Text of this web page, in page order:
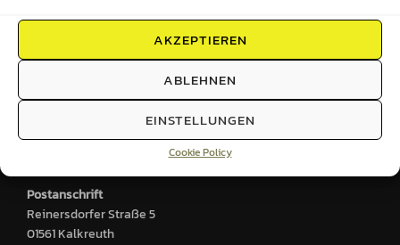
AKZEPTIEREN
ABLEHNEN
EINSTELLUNGEN
Cookie Policy
HIER FINDEST DU UNS
Großenhainer Straße 2
Postanschrift
Reinersdorfer Straße 5
01561 Kalkreuth